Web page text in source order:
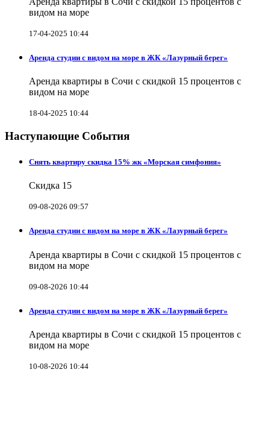
видом на море
17-04-2025 10:44
Аренда студии с видом на море в ЖК «Лазурный берег»
Аренда квартиры в Сочи с скидкой 15 процентов с
видом на море
18-04-2025 10:44
Наступающие События
Снять квартиру скидка 15% жк «Морская симфония»
Скидка 15
09-08-2026 09:57
Аренда студии с видом на море в ЖК «Лазурный берег»
Аренда квартиры в Сочи с скидкой 15 процентов с
видом на море
09-08-2026 10:44
Аренда студии с видом на море в ЖК «Лазурный берег»
Аренда квартиры в Сочи с скидкой 15 процентов с
видом на море
10-08-2026 10:44